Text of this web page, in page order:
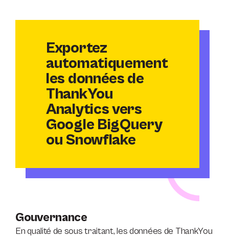
Exportez
automatiquement
les données de
ThankYou
Analytics vers
Google BigQuery
ou Snowflake
Gouvernance
En qualité de sous traitant, les données de ThankYou